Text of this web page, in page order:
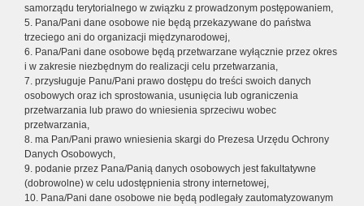
samorządu terytorialnego w związku z prowadzonym postępowaniem,
5. Pana/Pani dane osobowe nie będą przekazywane do państwa
trzeciego ani do organizacji międzynarodowej,
6. Pana/Pani dane osobowe będą przetwarzane wyłącznie przez okres
i w zakresie niezbędnym do realizacji celu przetwarzania,
7. przysługuje Panu/Pani prawo dostępu do treści swoich danych
osobowych oraz ich sprostowania, usunięcia lub ograniczenia
przetwarzania lub prawo do wniesienia sprzeciwu wobec
przetwarzania,
8. ma Pan/Pani prawo wniesienia skargi do Prezesa Urzędu Ochrony
Danych Osobowych,
9. podanie przez Pana/Panią danych osobowych jest fakultatywne
(dobrowolne) w celu udostępnienia strony internetowej,
10. Pana/Pani dane osobowe nie będą podlegały zautomatyzowanym